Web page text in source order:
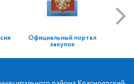
Официальный портал
закупок